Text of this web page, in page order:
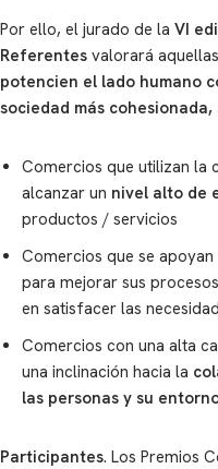
Por ello, el jurado de la VI
Referentes valorará aquellas
potencien el lado humano
sociedad más
Comercios que utilizan la
alcanzar un nivel alto de
productos / servicios
Comercios que se
para mejorar sus
en satisfacer las
Comercios con una alta
una inclinación hacia la
las personas y su
Participantes. Los Premios